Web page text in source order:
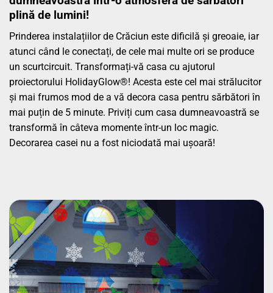
plină de lumini!
Prinderea instalațiilor de Crăciun este dificilă și greoaie, iar
atunci când le conectați, de cele mai multe ori se produce
un scurtcircuit. Transformați-vă casa cu ajutorul
proiectorului HolidayGlow®! Acesta este cel mai strălucitor
și mai frumos mod de a vă decora casa pentru sărbători în
mai puțin de 5 minute. Priviți cum casa dumneavoastră se
transformă în câteva momente într-un loc magic.
Decorarea casei nu a fost niciodată mai ușoară!